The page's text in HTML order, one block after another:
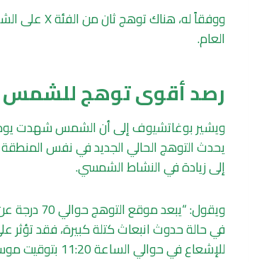
العام.
رصد أقوى توهج للشمس
يحدث التوهج الحالي الجديد في نفس
إلى زيادة في النشاط الشمسي.
ويقول:
في حالة حدوث انبعاث كتلة كبيرة، فقد
للإشعاع في حوالي الساعة 11:20 بتوقيت موسكو”.